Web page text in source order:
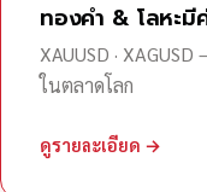
ทองคำ & โลหะมี
XAUUSD ·
ในตลาดโลก
ดูรายละเอียด →